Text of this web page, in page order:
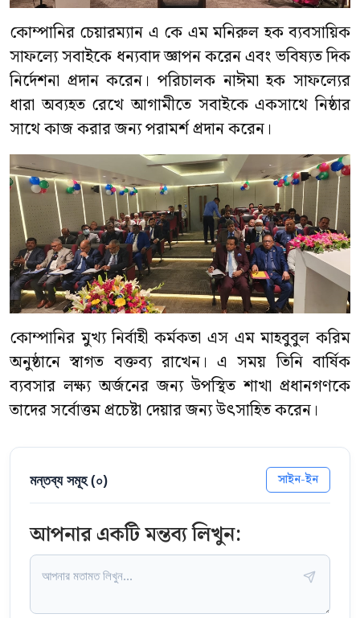
কোম্পানির চেয়ারম্যান এ কে এম মনিরুল হক ব্যবসায়িক
সাফল্যে সবাইকে ধন্যবাদ জ্ঞাপন করেন এবং ভবিষ্যত দিক
নির্দেশনা প্রদান করেন। পরিচালক নাঈমা হক সাফল্যের
ধারা অব্যহত রেখে আগামীতে সবাইকে একসাথে নিষ্ঠার
সাথে কাজ করার জন্য পরামর্শ প্রদান করেন।
কোম্পানির মুখ্য নির্বাহী কর্মকতা এস এম মাহবুবুল করিম
অনুষ্ঠানে স্বাগত বক্তব্য রাখেন। এ সময় তিনি বার্ষিক
ব্যবসার লক্ষ্য অর্জনের জন্য উপস্থিত শাখা প্রধানগণকে
তাদের সর্বোত্তম প্রচেষ্টা দেয়ার জন্য উৎসাহিত করেন।
মন্তব্য সমূহ (০) সাইন-ইন
আপনার একটি মন্তব্য লিখুন: